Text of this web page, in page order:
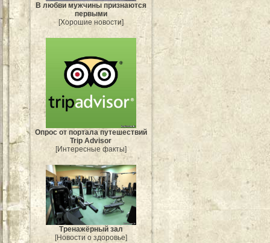
В любви мужчины признаются
первыми
[Хорошие новости]
Опрос от портала путешествий
Trip Advisor
[Интересные факты]
Тренажёрный зал
[Новости о здоровье]